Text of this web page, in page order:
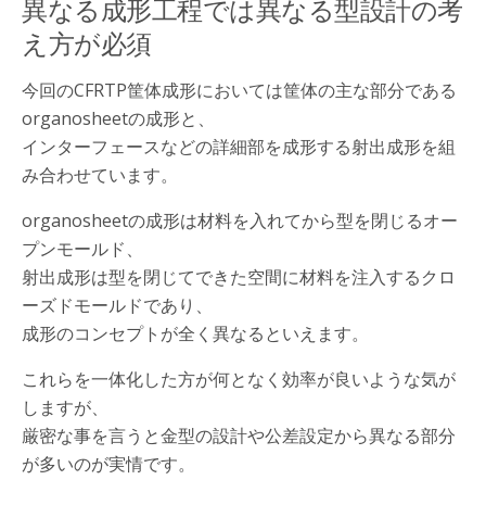
え方が必須
今回のCFRTP筐体成形においては筐体の主な部分である
organosheetの成形と、
インターフェースなどの詳細部を成形する射出成形を組
み合わせています。
organosheetの成形は材料を入れてから型を閉じるオー
プンモールド、
射出成形は型を閉じてできた空間に材料を注入するクロ
ーズドモールドであり、
成形のコンセプトが全く異なるといえます。
これらを一体化した方が何となく効率が良いような気が
しますが、
厳密な事を言うと金型の設計や公差設定から異なる部分
が多いのが実情です。